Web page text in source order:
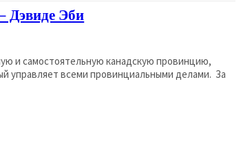
Дэвиде Эби
и самостоятельную канадскую провинцию,
всеми провинциальными делами. За